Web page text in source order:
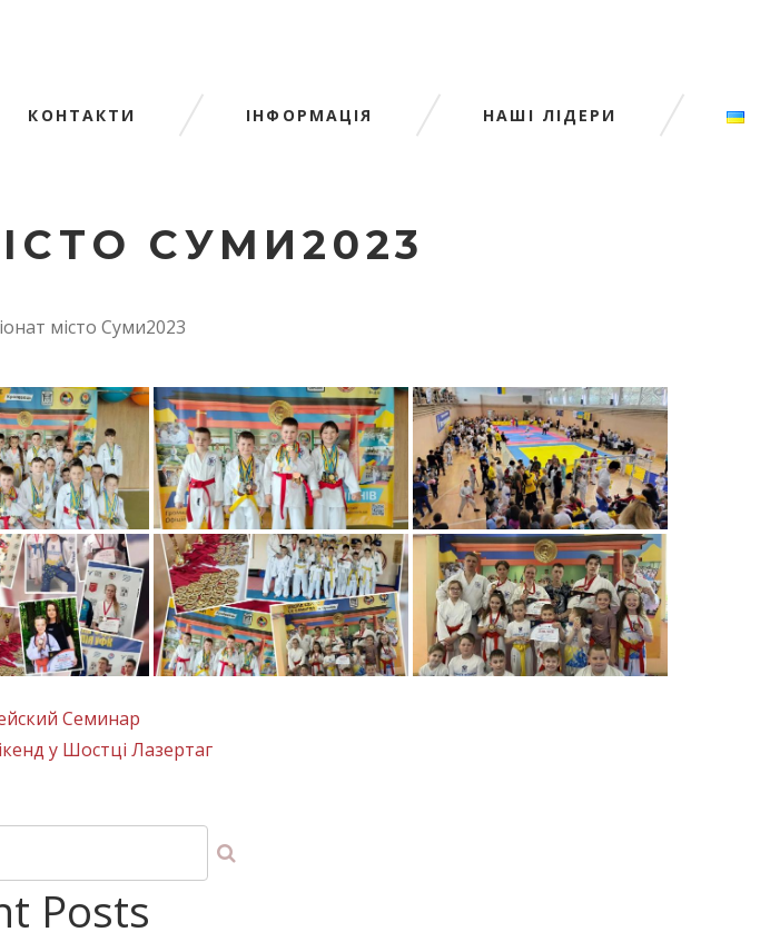
КОНТАКТИ ІНФОРМАЦІЯ НАШІ ЛІДЕРИ
СУМИ2023
місто Суми2023
Семинар
у Шостці Лазертаг
Posts